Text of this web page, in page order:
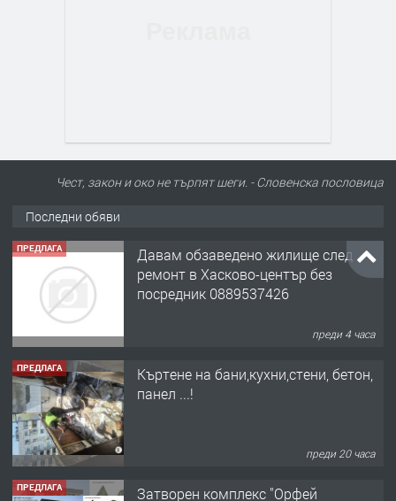
Чест, закон и око не търпят шеги. - Словенскa пословица
Последни обяви
ПРЕДЛАГА
Давам обзаведено жилище след
ремонт в Хасково-център без
посредник 0889537426
преди 4 часа
ПРЕДЛАГА
Къртене на бани,кухни,стени, бетон,
панел ...!
преди 20 часа
ПРЕДЛАГА
Затворен комплекс "Орфей